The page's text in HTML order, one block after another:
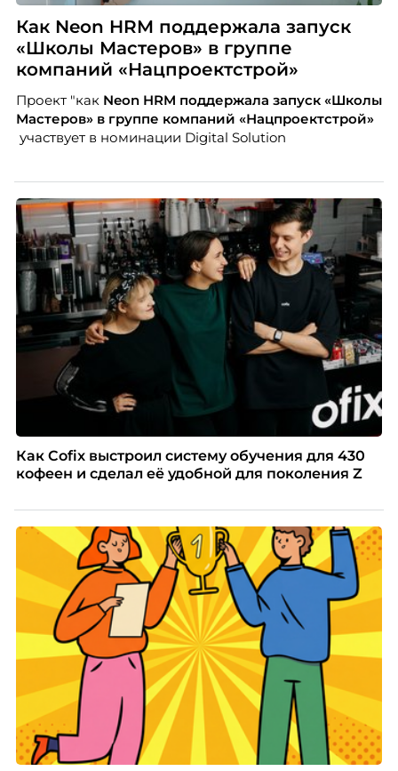
Как Neon HRM поддержала запуск
«Школы Мастеров» в группе
компаний «Нацпроектстрой»
Проект "как Neon HRM поддержала запуск «Школы
Мастеров» в группе компаний «Нацпроектстрой»
участвует в номинации Digital Solution
Как Cofix выстроил систему обучения для 430
кофеен и сделал её удобной для поколения Z